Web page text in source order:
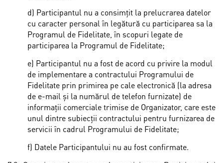
d) Participantul nu a consimțit la prelucrarea datelor
cu caracter personal în legătură cu participarea sa la
Programul de Fidelitate, în scopuri legate de
participarea la Programul de Fidelitate;
e) Participantul nu a fost de acord cu privire la modul
de implementare a contractului Programului de
Fidelitate prin primirea pe cale electronică (la adresa
de e-mail și la numărul de telefon furnizate) de
informaţii comerciale trimise de Organizator, care este
unul dintre subiecţii contractului pentru furnizarea de
servicii în cadrul Programului de Fidelitate;
f) Datele Participantului nu au fost confirmate.